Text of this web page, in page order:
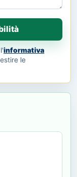
informativa
le